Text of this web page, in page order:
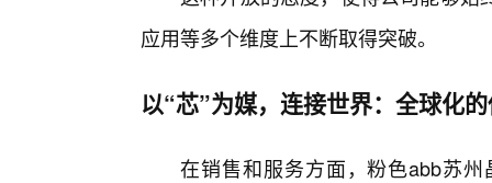
应用等多个维度上不断取得突破。
以“芯”为媒，连接世界：全球化
在销售和服务方面，粉色abb苏